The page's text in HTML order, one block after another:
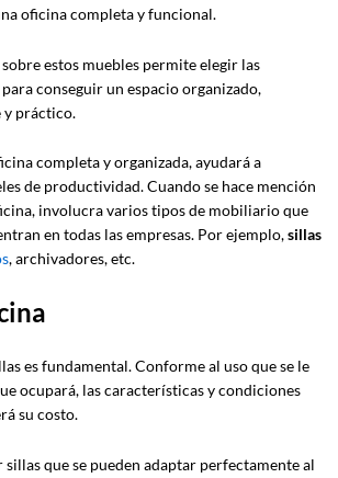
oficina completa y funcional.
estos muebles permite elegir las
conseguir un espacio organizado,
y práctico.
completa y organizada, ayudará a
de productividad. Cuando se hace mención
involucra varios tipos de mobiliario que
en todas las empresas. Por ejemplo,sillas
, archivadores, etc.
es fundamental. Conforme al uso que se le
ocupará, las características y condiciones
su costo.
sillas que se pueden adaptar perfectamente al